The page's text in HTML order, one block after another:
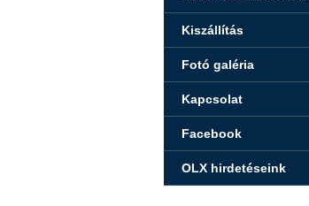
Kiszállítás
Fotó galéria
Kapcsolat
Facebook
OLX hirdetéseink